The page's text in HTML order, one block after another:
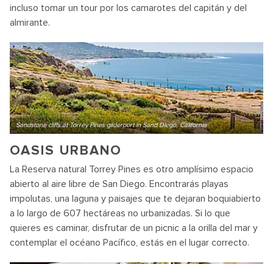
incluso tomar un tour por los camarotes del capitán y del
almirante.
Sandstone cliffs at Torrey Pines gliderport in Sand Diego, California
OASIS URBANO
La Reserva natural Torrey Pines es otro amplísimo espacio
abierto al aire libre de San Diego. Encontrarás playas
impolutas, una laguna y paisajes que te dejaran boquiabierto
a lo largo de 607 hectáreas no urbanizadas. Si lo que
quieres es caminar, disfrutar de un picnic a la orilla del mar y
contemplar el océano Pacífico, estás en el lugar correcto.